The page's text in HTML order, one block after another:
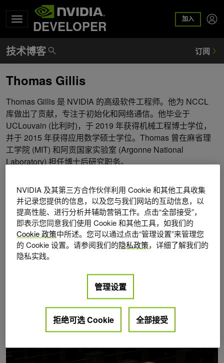
DEVELOPER 加入
Thomas Gillis
Thomas Gillis 是 NVIDIA 的高级软件工程师。他为 NCCL
库做出了贡献，专注于初始化和网络通信。他毕业于
UCLouvain (比利时)，于 2019 年获得机械工程博士学位，
并于 2015 年获得应用数学硕士学位。Thomas 曾在麻省理
工学院 (MIT) 和阿贡国家实验室 (Argonne National
Laboratory) 担任博士后研究职务。
Posts by Thomas Gillis
NVIDIA 及其第三方合作伙伴利用 Cookie 和其他工具收集
并记录您提供的信息，以及您与我们网站的互动信息，以
提高性能、进行分析并辅助营销工作。点击“全部接受”，
即表示您同意我们使用 Cookie 和其他工具，如我们的
Cookie 政策中所述。您可以通过点击“管理设置”来管理您
的 Cookie 设置。请参阅我们的隐私政策，详细了解我们的
隐私实践。
管理设置
拒绝可选 Cookie 全部接受